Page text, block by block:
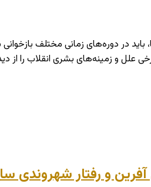
در دوره‌های زمانی مختلف
علل و زمینه‌های بشری انقلاب را از
و رفتار شهروندی